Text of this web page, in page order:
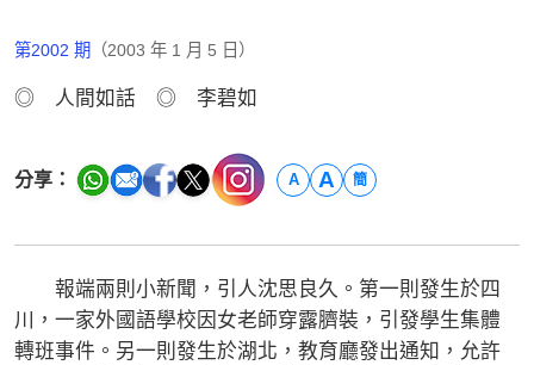
第2002 期 （2003 年 1 月 5 日）
◎ 人間如話 ◎ 李碧如
分享： A A 簡
報端兩則小新聞，引人沈思良久。第一則發生於四
川，一家外國語學校因女老師穿露臍裝，引發學生集體
轉班事件。另一則發生於湖北，教育廳發出通知，允許